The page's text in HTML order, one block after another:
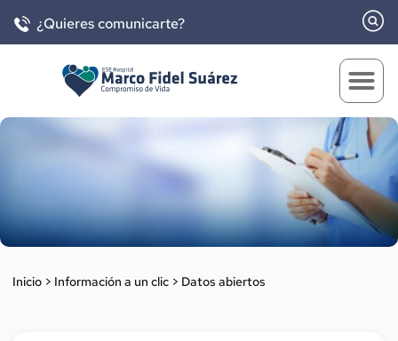
¿Quieres comunicarte?
Inicio > Información a un clic > Datos abiertos